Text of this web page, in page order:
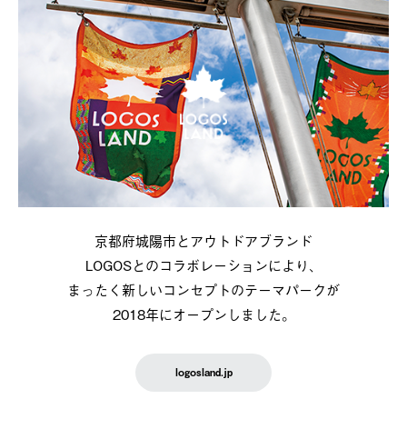
京都府城陽市とアウトドアブランド
LOGOSとのコラボレーションにより、
まったく新しいコンセプトのテーマパークが
2018年にオープンしました。
logosland.jp